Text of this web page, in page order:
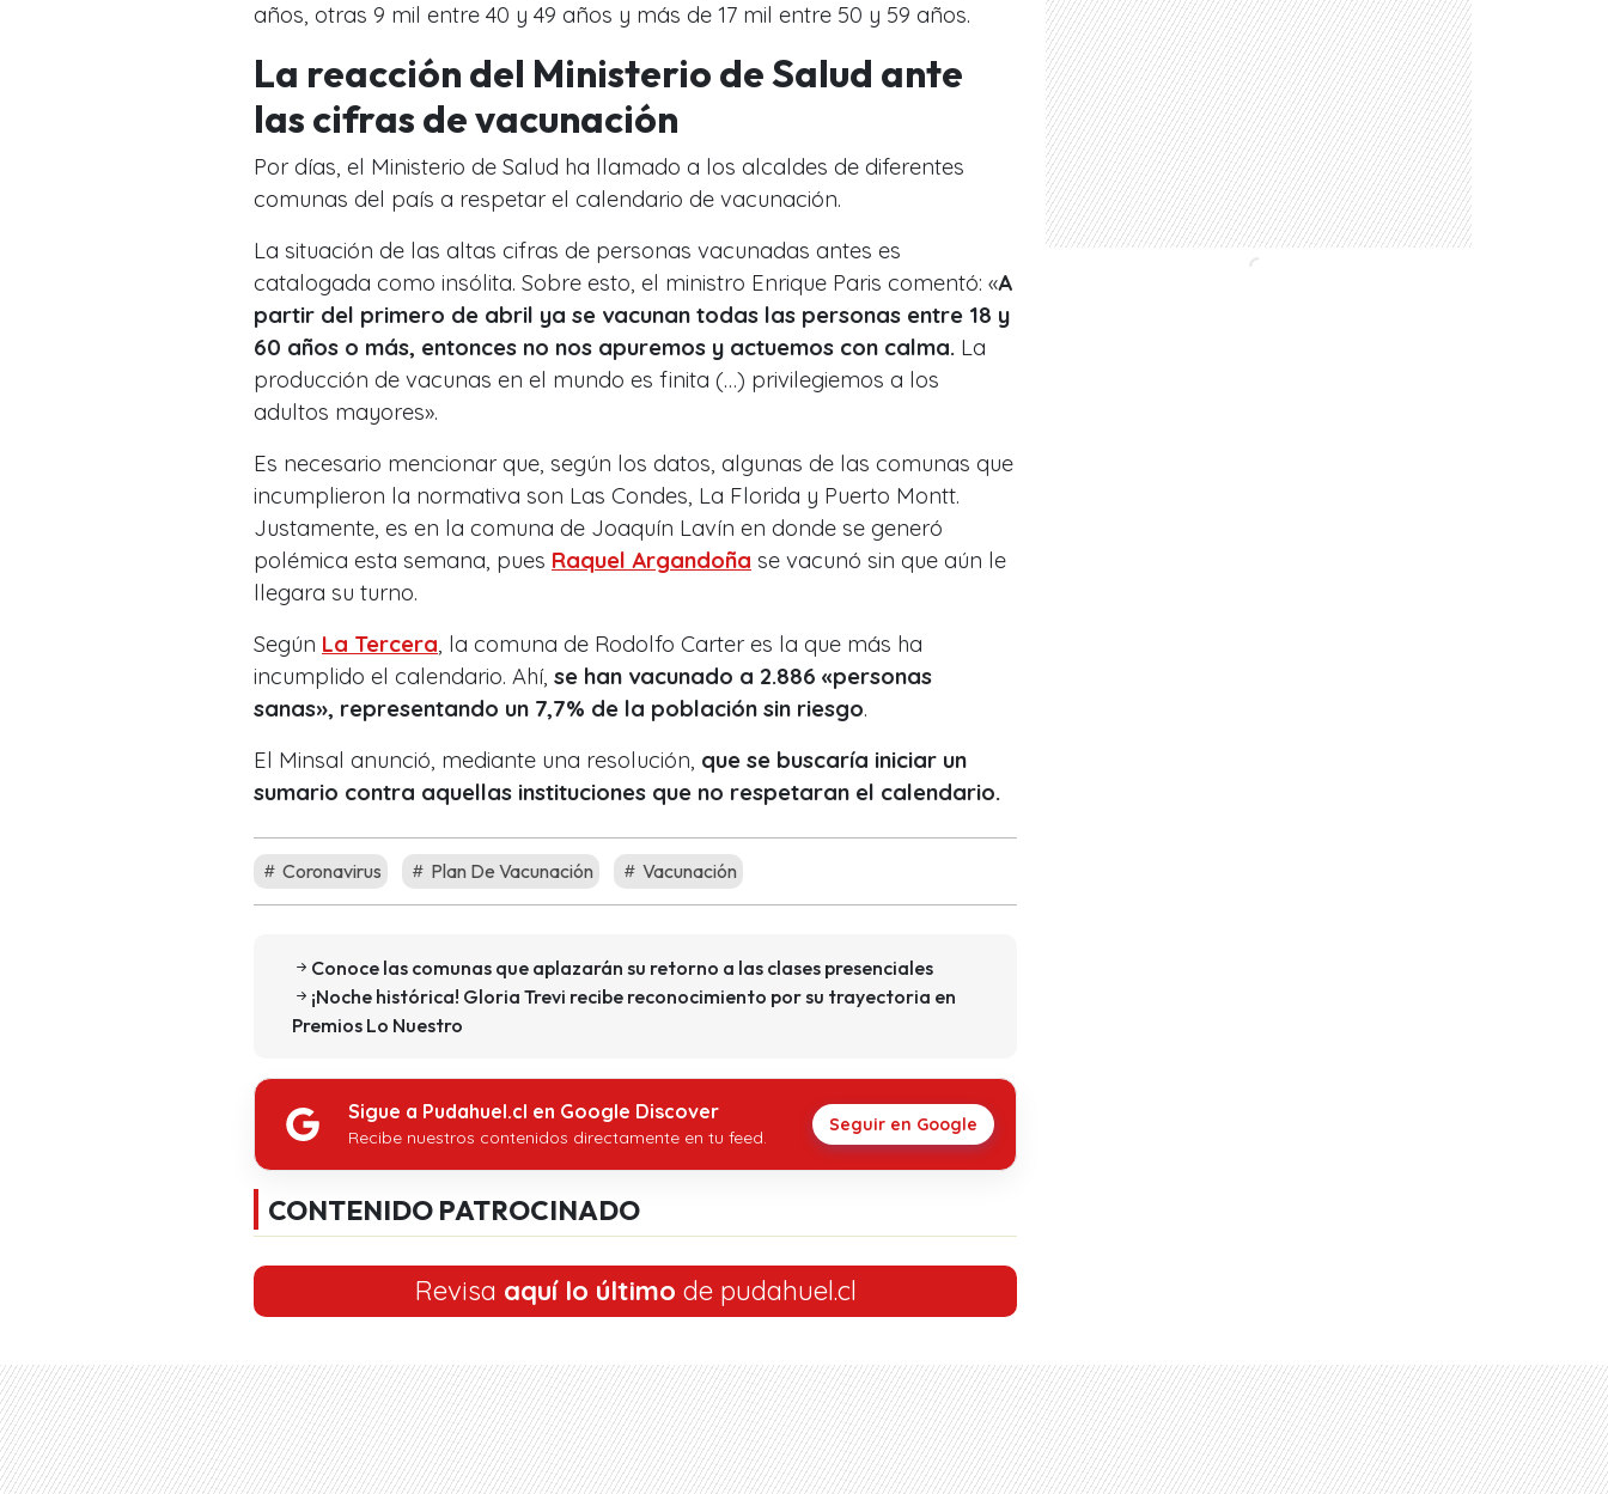
años, otras 9 mil entre 40 y 49 años y más de 17 mil entre 50 y 59 años.
La reacción del Ministerio de Salud ante
las cifras de vacunación
Por días, el Ministerio de Salud ha llamado a los alcaldes de diferentes
comunas del país a respetar el calendario de vacunación.
La situación de las altas cifras de personas vacunadas antes es
catalogada como insólita. Sobre esto, el ministro Enrique Paris comentó: «A
partir del primero de abril ya se vacunan todas las personas entre 18 y
60 años o más, entonces no nos apuremos y actuemos con calma. La
producción de vacunas en el mundo es finita (…) privilegiemos a los
adultos mayores».
Es necesario mencionar que, según los datos, algunas de las comunas que
incumplieron la normativa son Las Condes, La Florida y Puerto Montt.
Justamente, es en la comuna de Joaquín Lavín en donde se generó
polémica esta semana, pues Raquel Argandoña se vacunó sin que aún le
llegara su turno.
Según La Tercera , la comuna de Rodolfo Carter es la que más ha
incumplido el calendario. Ahí, se han vacunado a 2.886 «personas
sanas», representando un 7,7% de la población sin riesgo.
El Minsal anunció, mediante una resolución, que se buscaría iniciar un
sumario contra aquellas instituciones que no respetaran el calendario.
Coronavirus Plan De Vacunación Vacunación
Conoce las comunas que aplazarán su retorno a las clases presenciales
¡Noche histórica! Gloria Trevi recibe reconocimiento por su trayectoria en
Premios Lo Nuestro
Sigue a Pudahuel.cl en Google Discover
Recibe nuestros contenidos directamente en tu feed.
Seguir en Google
CONTENIDO PATROCINADO
Revisa aquí lo último de pudahuel.cl